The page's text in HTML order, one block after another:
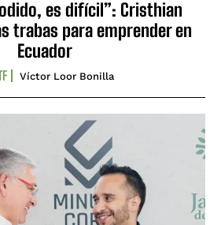
es difícil”: Cristhian
trabas para emprender en
Ecuador
Víctor Loor Bonilla